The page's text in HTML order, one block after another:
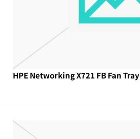
HPE Networking X721 FB Fan Tray